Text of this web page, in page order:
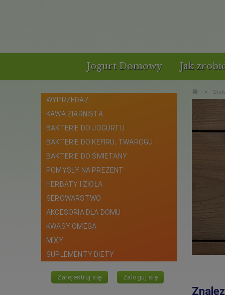
:
Jogurt Domowy Jak
WYPRZEDAŻ
KAWA ZIARNISTA
BAKTERIE DO JOGURTU
BAKTERIE DO KEFIRU, TWAROGU
BAKTERIE DO ŚMIETANY
POMYSŁY NA PREZENT
HERBATY I ZIOŁA
SEROWARSTWO
AKCESORIA DLA DOMU
KWASY OMEGA
MIXY
SUPLEMENTY DIETY
Zarejestruj się Zaloguj się
»